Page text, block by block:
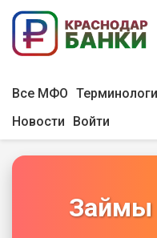
Все МФО
Новости
Войти
Займы